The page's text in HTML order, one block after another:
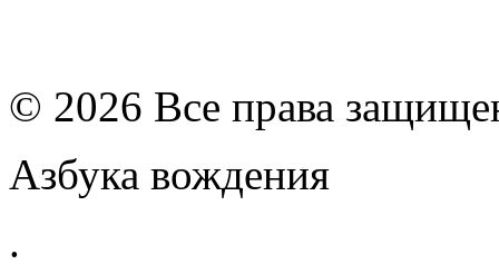
© 2026 Все права
Азбука вождения
.